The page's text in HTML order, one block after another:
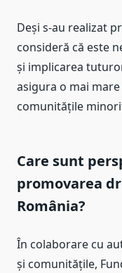
Deși s-au realizat
consideră că este
și implicarea
asigura o mai
comunitățile
Care sunt
promovarea
România?
În colaborare cu
și comunitățile,